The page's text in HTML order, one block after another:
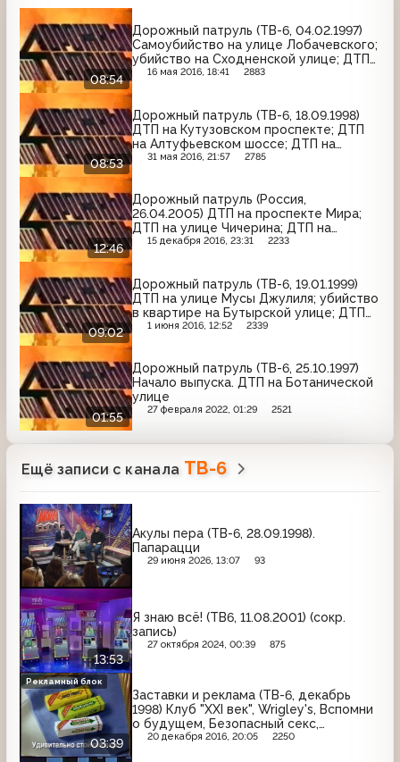
08:54
Дорожный патруль (ТВ-6, 04.02.1997)
Самоубийство на улице Лобачевского;
убийство на Сходненской улице; ДТП
на Кавказском бульваре
16 мая 2016, 18:41 2883
08:53
Дорожный патруль (ТВ-6, 18.09.1998)
ДТП на Кутузовском проспекте; ДТП
на Алтуфьевском шоссе; ДТП на
Каширском шоссе
31 мая 2016, 21:57 2785
12:46
Дорожный патруль (Россия,
26.04.2005) ДТП на проспекте Мира;
ДТП на улице Чичерина; ДТП на
Волжском бульваре
15 декабря 2016, 23:31 2233
09:02
Дорожный патруль (ТВ-6, 19.01.1999)
ДТП на улице Мусы Джулиля; убийство
в квартире на Бутырской улице; ДТП
на проспекте Мира
1 июня 2016, 12:52 2339
01:55
Дорожный патруль (ТВ-6, 25.10.1997)
Начало выпуска. ДТП на Ботанической
улице
27 февраля 2022, 01:29 2521
Ещё записи с канала ТВ-6
Акулы пера (ТВ-6, 28.09.1998).
Папарацци
29 июня 2026, 13:07 93
13:53
Я знаю всё! (ТВ6, 11.08.2001) (сокр.
запись)
27 октября 2024, 00:39 875
03:39
Заставки и реклама (ТВ-6, декабрь
1998) Клуб "XXI век", Wrigley's, Вспомни
о будущем, Безопасный секс,
Safeguard
20 декабря 2016, 20:05 2250
Рекламный блок